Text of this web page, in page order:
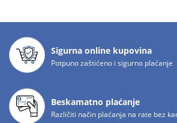
Sigurna online kupovina
Potpuno zaštićeno i sigurno plaćanje
Beskamatno plaćanje
Različiti način plaćanja na rate bez